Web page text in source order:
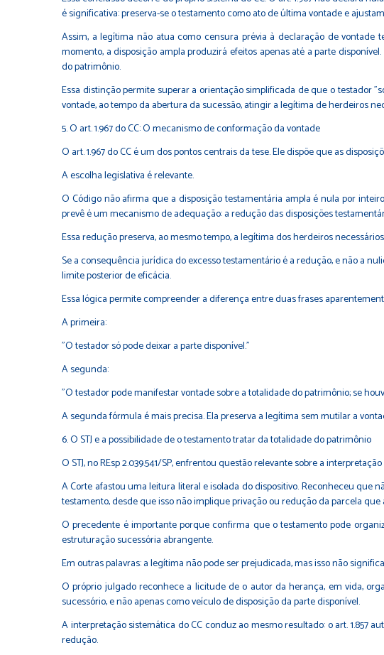
é significativa: preserva-se o testamento como ato de última vontade e
Assim, a legítima não atua como censura prévia à declaração de vontade
momento, a disposição ampla produzirá efeitos apenas até a parte
do patrimônio.
Essa distinção permite superar a orientação simplificada de que o testador
vontade, ao tempo da abertura da sucessão, atingir a legítima de herdeiros
5. O art. 1.967 do CC: O mecanismo de conformação da vontade
O art. 1.967 do CC é um dos pontos centrais da tese. Ele dispõe que as
A escolha legislativa é relevante.
O Código não afirma que a disposição testamentária ampla é nula por
prevê é um mecanismo de adequação: a redução das disposições
Essa redução preserva, ao mesmo tempo, a legítima dos herdeiros
Se a consequência jurídica do excesso testamentário é a redução, e não a
limite posterior de eficácia.
Essa lógica permite compreender a diferença entre duas frases
A primeira:
"O testador só pode deixar a parte disponível."
A segunda:
"O testador pode manifestar vontade sobre a totalidade do patrimônio; se
A segunda fórmula é mais precisa. Ela preserva a legítima sem mutilar a
6. O STJ e a possibilidade de o testamento tratar da totalidade do patrimônio
O STJ, no REsp 2.039.541/SP, enfrentou questão relevante sobre a interpretação
A Corte afastou uma leitura literal e isolada do dispositivo. Reconheceu que
testamento, desde que isso não implique privação ou redução da parcela que
O precedente é importante porque confirma que o testamento pode
estruturação sucessória abrangente.
Em outras palavras: a legítima não pode ser prejudicada, mas isso não
O próprio julgado reconhece a licitude de o autor da herança, em vida,
sucessório, e não apenas como veículo de disposição da parte disponível.
A interpretação sistemática do CC conduz ao mesmo resultado: o art. 1.857
redução.